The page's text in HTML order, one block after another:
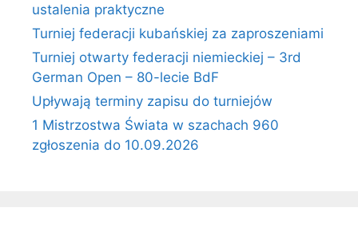
ustalenia praktyczne
Turniej federacji kubańskiej za zaproszeniami
Turniej otwarty federacji niemieckiej – 3rd
German Open – 80-lecie BdF
Upływają terminy zapisu do turniejów
1 Mistrzostwa Świata w szachach 960
zgłoszenia do 10.09.2026